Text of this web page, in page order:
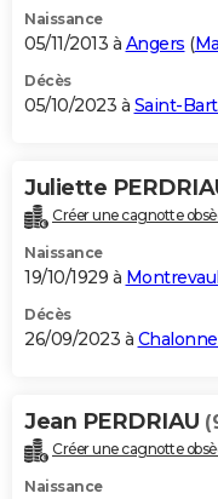
Naissance
05/11/2013 à Angers (
Décès
05/10/2023 à Saint-
Juliette
Créer une cagnotte
Naissance
19/10/1929 à
Décès
26/09/2023 à
Jean PERDRIAU
Créer une cagnotte
Naissance